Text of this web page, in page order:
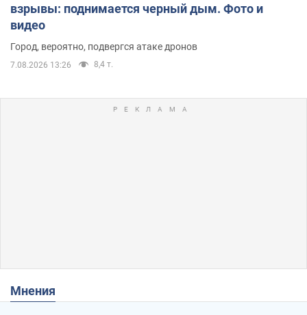
взрывы: поднимается черный дым. Фото и
видео
Город, вероятно, подвергся атаке дронов
7.08.2026 13:26 8,4 т.
Мнения